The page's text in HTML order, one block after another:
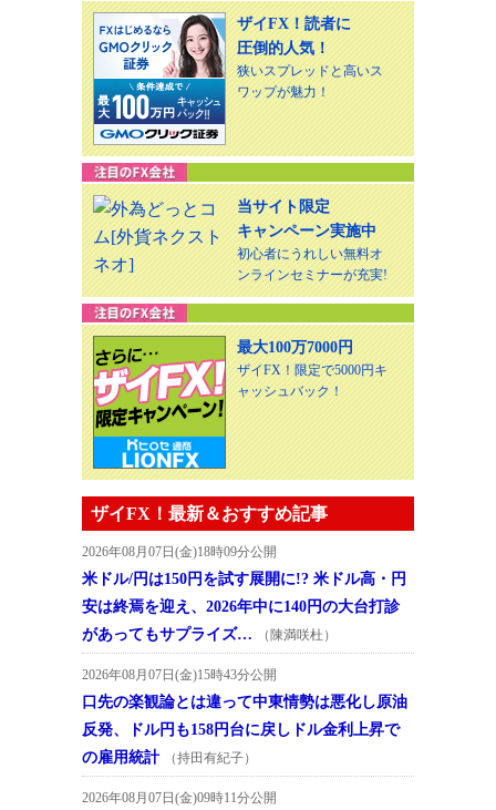
ザイFX！読者に
圧倒的人気！
狭いスプレッドと高いス
ワップが魅力！
当サイト限定
キャンペーン実施中
初心者にうれしい無料オ
ンラインセミナーが充実!
最大100万7000円
ザイFX！限定で5000円キ
ャッシュバック！
ザイFX！最新＆おすすめ記事
2026年08月07日(金)18時09分公開
米ドル/円は150円を試す展開に!? 米ドル高・円
安は終焉を迎え、2026年中に140円の大台打診
があってもサプライズ…
（陳満咲杜）
2026年08月07日(金)15時43分公開
口先の楽観論とは違って中東情勢は悪化し原油
反発、ドル円も158円台に戻しドル金利上昇で
の雇用統計
（持田有紀子）
2026年08月07日(金)09時11分公開